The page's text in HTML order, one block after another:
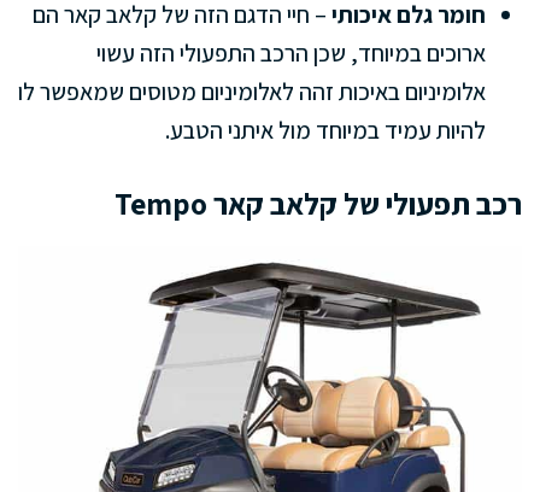
חומר גלם איכותי– חיי הדגם הזה של קלאב קאר הם
ארוכים במיוחד, שכן הרכב התפעולי הזה עשוי
אלומיניום באיכות זהה לאלומיניום מטוסים שמאפשר לו
להיות עמיד במיוחד מול איתני הטבע.
רכב תפעולי של קלאב קאר Tempo